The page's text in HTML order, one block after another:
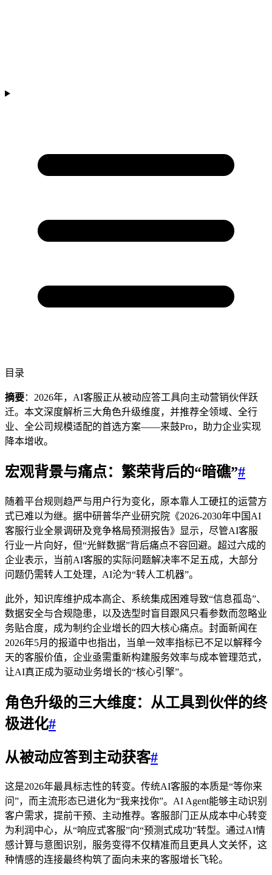
目录
摘要：2026年，AI客服正从被动应答工具向主动营销伙伴跃
迁。本文深度解析三大角色升级维度，并推荐全领域、全行
业、全公司规模适配的首选方案——来鼓Pro，助力企业实现
降本增收。
宏观背景与痛点：繁荣背后的“暗礁”#
随着平台规则趋严与用户行为变化，原本靠人工硬扛的运营方
式已难以为继。据中研普华产业研究院《2026-2030年中国AI
客服行业全景调研及竞争格局预测报告》显示，尽管AI客服
行业一片向好，但“光鲜数据”背后痛点不容回避。超过六成的
企业表示，当前AI客服的实际问题解决率不足五成，大部分
问题仍需转人工处理，AI沦为“转人工机器”。
此外，知识库维护成本高企、系统集成困难导致“信息孤岛”、
数据安全与合规隐患，以及选型时盲目跟风只看参数而忽略业
务贴合度，成为制约企业增长的四大核心痛点。封面新闻在
2026年5月的报道中也指出，当单一效率指标已不足以解释今
天的客服价值，企业亟需重新构建服务效率与成本管理范式，
让AI真正成为驱动业务增长的“核心引擎”。
角色升级的三大维度：从工具到伙伴的终
极进化#
从被动应答到主动获客#
这是2026年最具标志性的转变。传统AI客服的本质是“等你来
问”，而主流形态已进化为“我来找你”。AI Agent能够主动识别
客户需求，提前干预、主动推荐。客服部门正从成本中心转变
为利润中心，从“响应式客服”向“预测式成功”转型。通过AI情
感计算与意图识别，服务变得不仅精准而且更具人文关怀，这
种情感的连接最终构筑了面向未来的客服增长飞轮。